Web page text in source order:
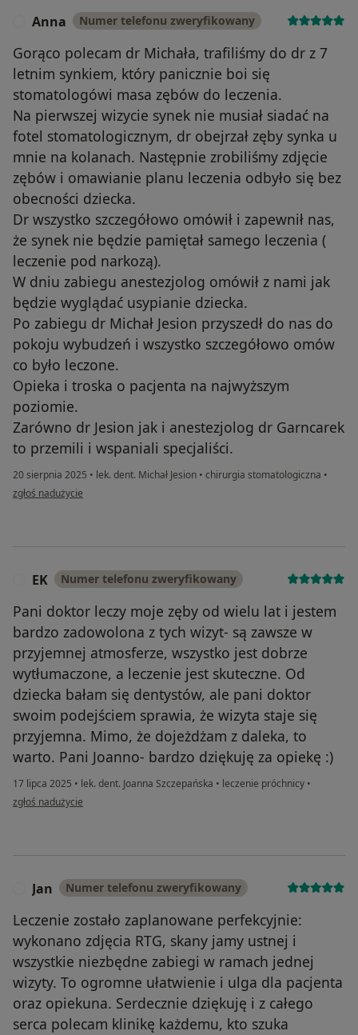
Anna Numer telefonu zweryfikowany
Gorąco polecam dr Michała, trafiliśmy do dr z 7
letnim synkiem, który panicznie boi się
stomatologówi masa zębów do leczenia.
Na pierwszej wizycie synek nie musiał siadać na
fotel stomatologicznym, dr obejrzał zęby synka u
mnie na kolanach. Następnie zrobiliśmy zdjęcie
zębów i omawianie planu leczenia odbyło się bez
obecności dziecka.
Dr wszystko szczegółowo omówił i zapewnił nas,
że synek nie będzie pamiętał samego leczenia (
leczenie pod narkozą).
W dniu zabiegu anestezjolog omówił z nami jak
będzie wyglądać usypianie dziecka.
Po zabiegu dr Michał Jesion przyszedł do nas do
pokoju wybudzeń i wszystko szczegółowo omów
co było leczone.
Opieka i troska o pacjenta na najwyższym
poziomie.
Zarówno dr Jesion jak i anestezjolog dr Garncarek
to przemili i wspaniali specjaliści.
20 sierpnia 2025 • lek. dent. Michał Jesion • chirurgia stomatologiczna •
w opinii użytkownika Anna
zgłoś nadużycie
EK Numer telefonu zweryfikowany
Pani doktor leczy moje zęby od wielu lat i jestem
bardzo zadowolona z tych wizyt- są zawsze w
przyjemnej atmosferze, wszystko jest dobrze
wytłumaczone, a leczenie jest skuteczne. Od
dziecka bałam się dentystów, ale pani doktor
swoim podejściem sprawia, że wizyta staje się
przyjemna. Mimo, że dojeżdżam z daleka, to
warto. Pani Joanno- bardzo dziękuję za opiekę :)
17 lipca 2025 • lek. dent. Joanna Szczepańska • leczenie próchnicy •
w opinii użytkownika EK
zgłoś nadużycie
Jan Numer telefonu zweryfikowany
Leczenie zostało zaplanowane perfekcyjnie:
wykonano zdjęcia RTG, skany jamy ustnej i
wszystkie niezbędne zabiegi w ramach jednej
wizyty. To ogromne ułatwienie i ulga dla pacjenta
oraz opiekuna. Serdecznie dziękuję i z całego
serca polecam klinikę każdemu, kto szuka